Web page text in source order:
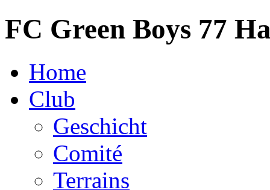
FC Green Boys 77
Home
Club
Geschicht
Comité
Terrains